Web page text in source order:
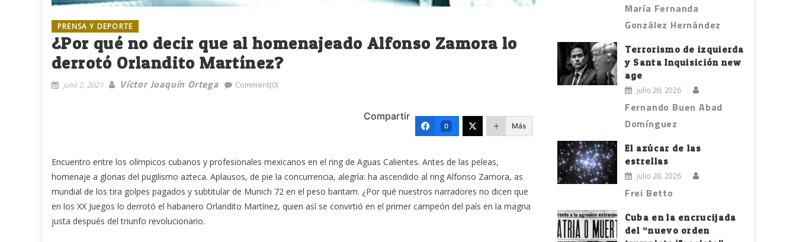
PRENSA Y DEPORTE
¿Por qué no decir que al homenajeado Alfonso Zamora lo
derrotó Orlandito Martínez?
julio 2, 2021 Víctor Joaquín Ortega Comment(0)
Compartir
0 Más
Encuentro entre los olímpicos cubanos y profesionales mexicanos en el ring de Aguas Calientes. Antes de las peleas,
homenaje a glorias del pugilismo azteca. Aplausos, de pie la concurrencia, alegría: ha ascendido al ring Alfonso Zamora, as
mundial de los tira golpes pagados y subtitular de Munich 72 en el peso bantam. ¿Por qué nuestros narradores no dicen que
en los XX Juegos lo derrotó el habanero Orlandito Martínez, quien así se convirtió en el primer campeón del país en la magna
justa después del triunfo revolucionario.
María Fernanda
González Hernández
Terrorismo de izquierda
y Santa Inquisición new
age
julio 28, 2026
Fernando Buen Abad
Domínguez
El azúcar de las
estrellas
julio 28, 2026
Frei Betto
Cuba en la encrucijada
del “nuevo orden